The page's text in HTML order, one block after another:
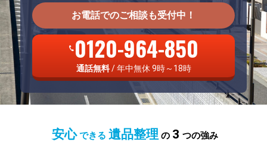
お電話でのご相談も受付中！
0120-964-850
通話無料/ 年中無休 9時～18時
安心 できる 遺品整理 の 3 つの強み